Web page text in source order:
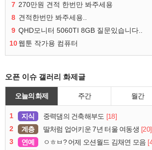
7 270만원 견적 한번만 봐주세용
8 견적한번만 봐주세용..
9 QHD모니터 5060TI 8GB 질문있습니다..
10웹툰 작가용 컴퓨터
오픈 이슈 갤러리 화제글
오늘의 화제 주간 월간
1 지식 중력댐의 건축해부도 [18]
2
계층 딸처럼 업어키운 7년 터울 여동생 [20]
3
연예 ㅇㅎㅂ? 어제 오션월드 김채연 모음